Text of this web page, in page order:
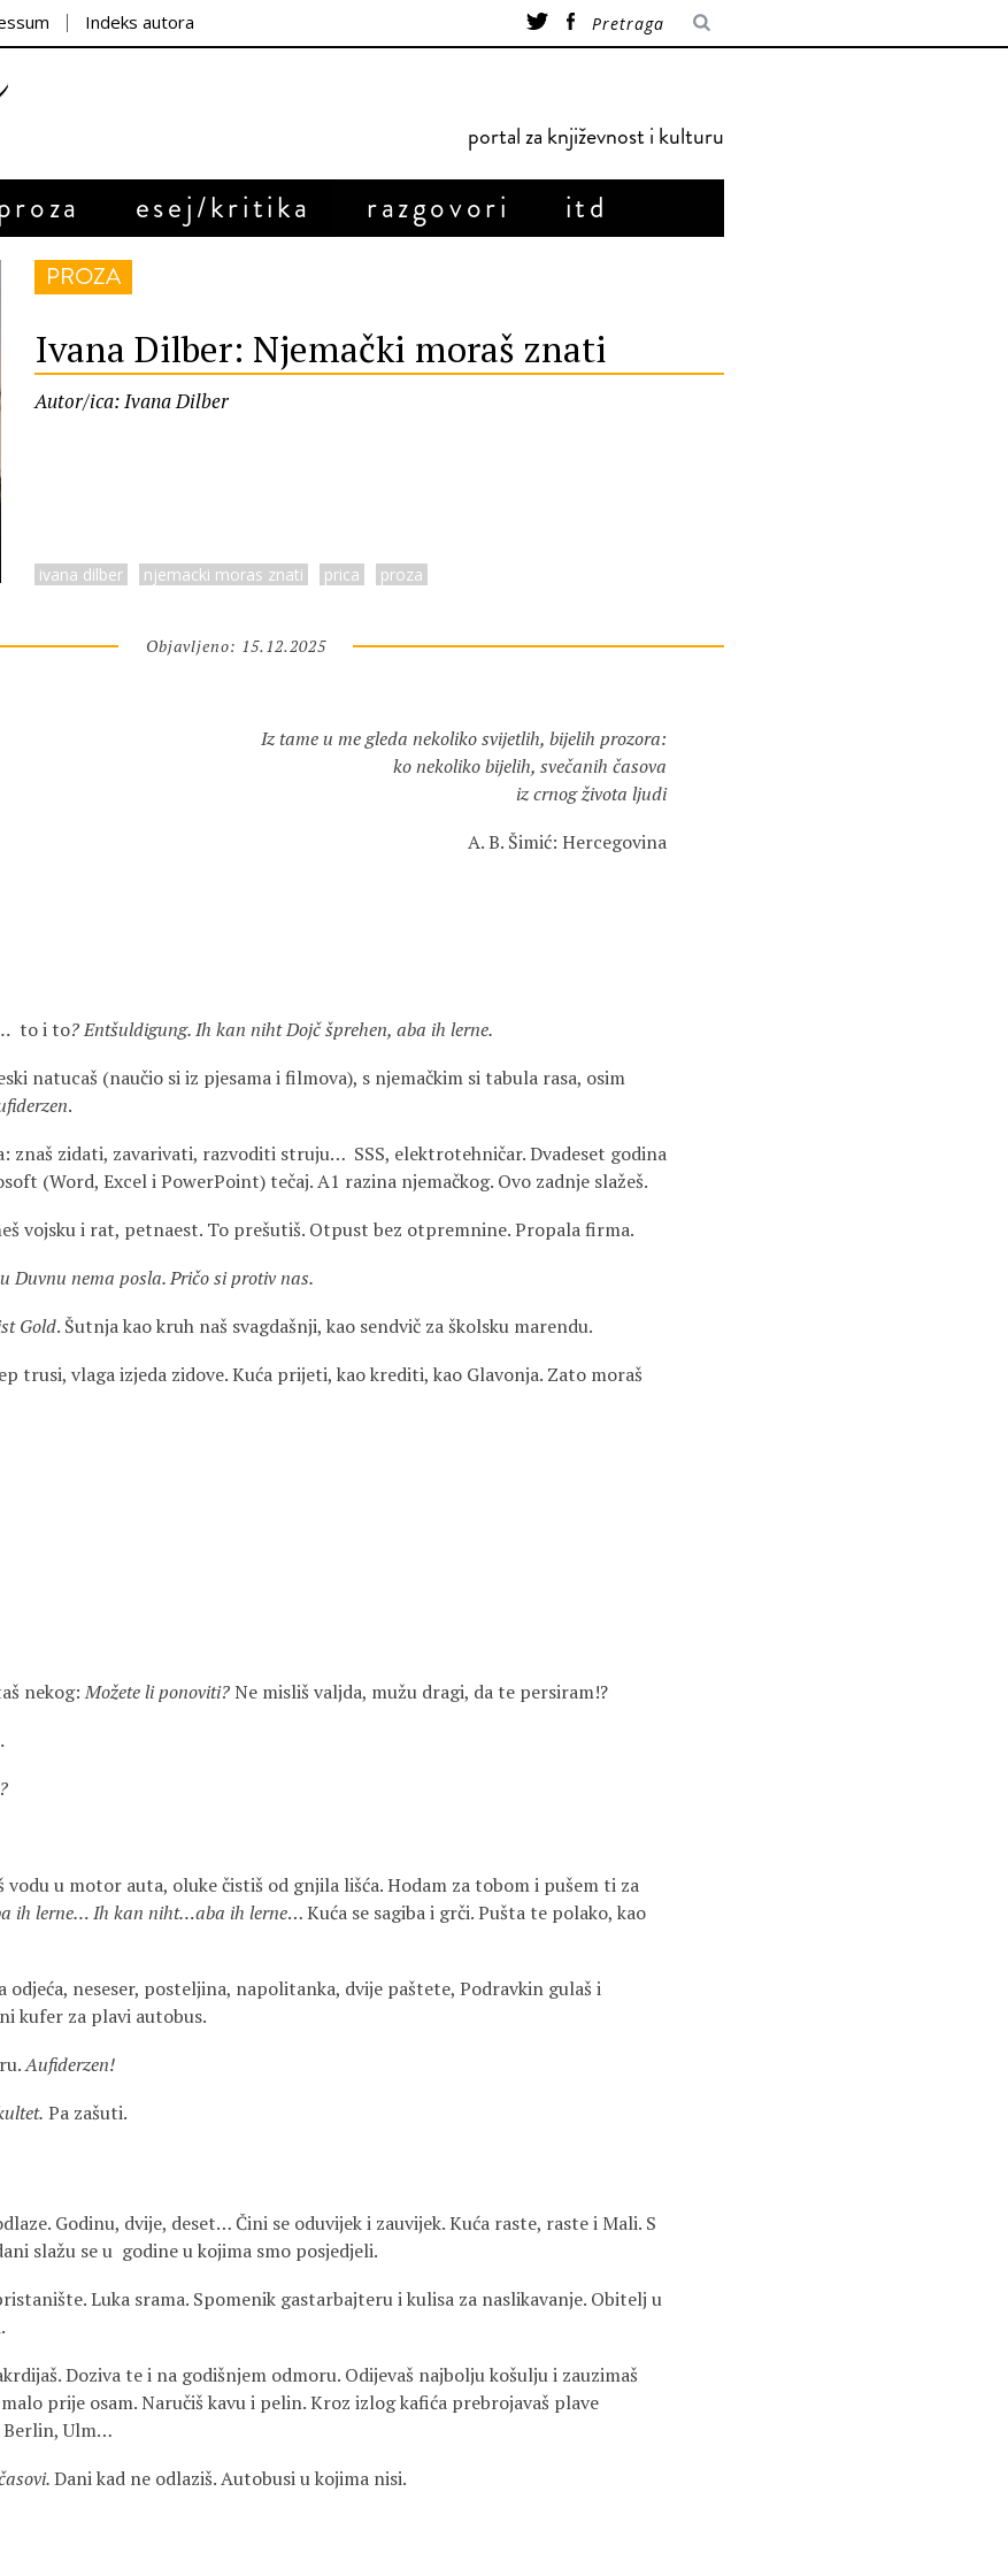
Indeks autora
portal za književnost i kulturu
esej/kritika razgovori itd
PROZA
Ivana Dilber: Njemački moraš znati
Autor/ica: Ivana Dilber
ivana dilber njemacki moras znati prica proza
Objavljeno: 15.12.2025
Iz tame u me gleda nekoliko svijetlih, bijelih prozora:
ko nekoliko bijelih, svečanih časova
iz crnog života ljudi
A. B. Šimić: Hercegovina
to i to? Entšuldigung. Ih kan niht Dojč šprehen, aba ih lerne.
natucaš (naučio si iz pjesama i filmova), s njemačkim si tabula rasa, osim
.
znaš zidati, zavarivati, razvoditi struju… SSS, elektrotehničar. Dvadeset godina
(Word, Excel i PowerPoint) tečaj. A1 razina njemačkog. Ovo zadnje slažeš.
vojsku i rat, petnaest. To prešutiš. Otpust bez otpremnine. Propala firma.
Duvnu nema posla. Pričo si protiv nas.
Gold. Šutnja kao kruh naš svagdašnji, kao sendvič za školsku marendu.
trusi, vlaga izjeda zidove. Kuća prijeti, kao krediti, kao Glavonja. Zato moraš
nekog:Možete li ponoviti?Ne misliš valjda, mužu dragi, da te persiram!?
vodu u motor auta, oluke čistiš od gnjila lišća. Hodam za tobom i pušem ti za
ih lerne… Ih kan niht…aba ih lerne… Kuća se sagiba i grči. Pušta te polako, kao
odjeća, neseser, posteljina, napolitanka, dvije paštete, Podravkin gulaš i
kufer za plavi autobus.
Aufiderzen!
Pa zašuti.
Godinu, dvije, deset… Čini se oduvijek i zauvijek. Kuća raste, raste i Mali. S
slažu se u godine u kojima smo posjedjeli.
Luka srama. Spomenik gastarbajteru i kulisa za naslikavanje. Obitelj u
Doziva te i na godišnjem odmoru. Odijevaš najbolju košulju i zauzimaš
prije osam. Naručiš kavu i pelin. Kroz izlog kafića prebrojavaš plave
Berlin, Ulm…
Dani kad ne odlaziš. Autobusi u kojima nisi.